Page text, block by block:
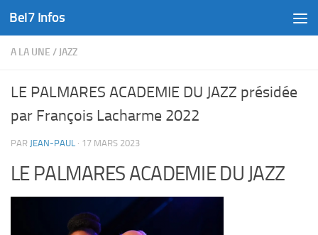
Skip to content
Bel7 Infos
A LA UNE / JAZZ
LE PALMARES ACADEMIE DU JAZZ présidée
par François Lacharme 2022
PAR JEAN-PAUL · 17 MARS 2023
LE PALMARES ACADEMIE DU JAZZ